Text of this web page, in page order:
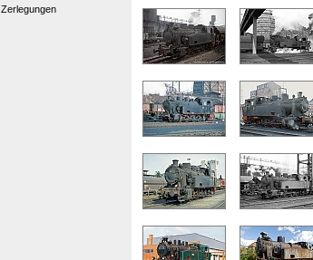
Zerlegungen